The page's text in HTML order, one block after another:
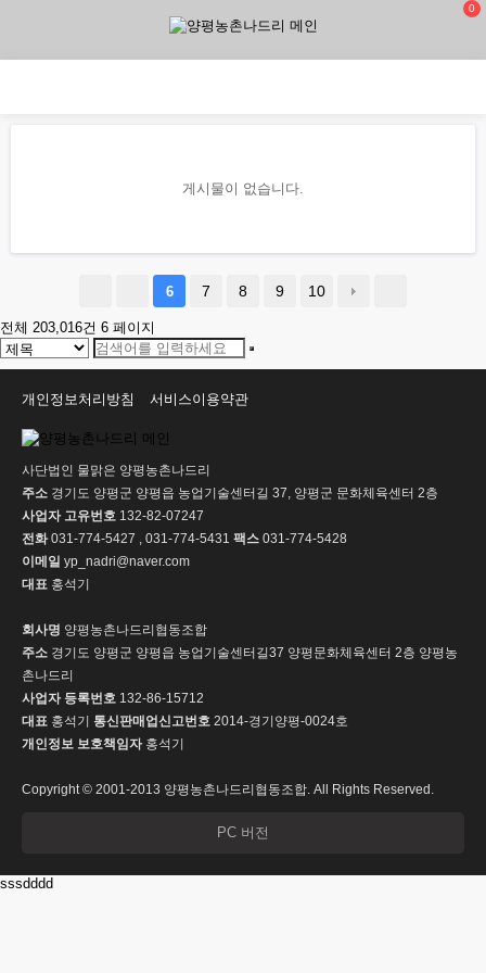
0
게시물이 없습니다.
6 7 8 9 10
전체 203,016건 6 페이지
개인정보처리방침 서비스이용약관
사단법인 물맑은 양평농촌나드리
주소 경기도 양평군 양평읍 농업기술센터길 37, 양평군 문화체육센터 2층
사업자 고유번호 132-82-07247
전화031-774-5427 , 031-774-5431 팩스 031-774-5428
이메일 yp_nadri@naver.com
대표 홍석기
회사명 양평농촌나드리협동조합
주소 경기도 양평군 양평읍 농업기술센터길37 양평문화체육센터 2층 양평농
촌나드리
사업자 등록번호 132-86-15712
대표 홍석기 통신판매업신고번호 2014-경기양평-0024호
개인정보 보호책임자홍석기
Copyright © 2001-2013 양평농촌나드리협동조합. All Rights Reserved.
PC 버전
sssdddd